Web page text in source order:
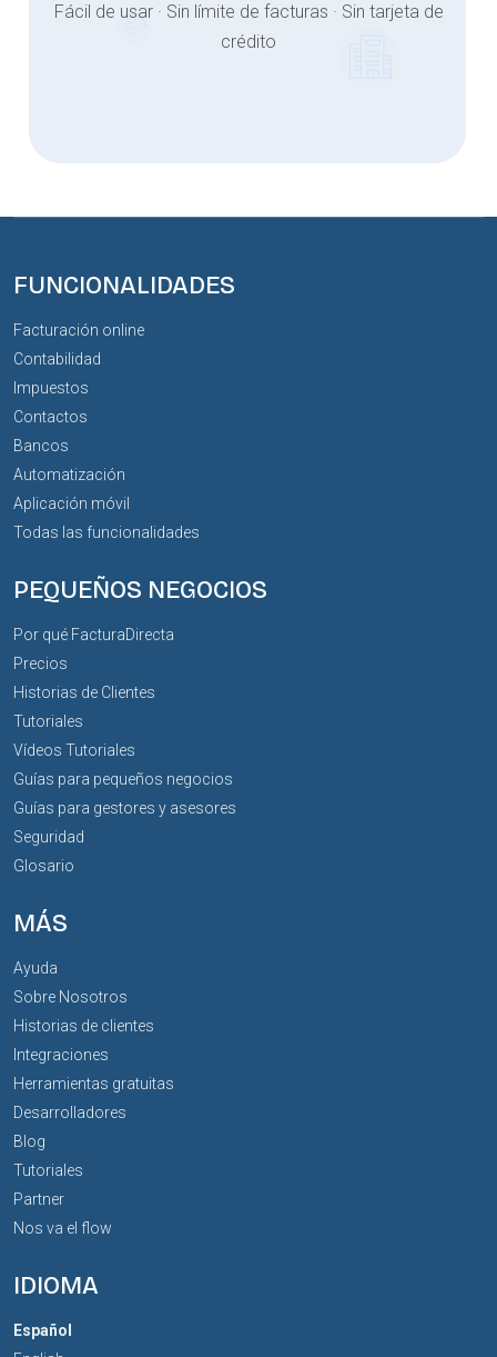
Fácil de usar · Sin límite de facturas · Sin tarjeta de
crédito
FUNCIONALIDADES
Facturación online
Contabilidad
Impuestos
Contactos
Bancos
Automatización
Aplicación móvil
Todas las funcionalidades
PEQUEÑOS NEGOCIOS
Por qué FacturaDirecta
Precios
Historias de Clientes
Tutoriales
Vídeos Tutoriales
Guías para pequeños negocios
Guías para gestores y asesores
Seguridad
Glosario
MÁS
Ayuda
Sobre Nosotros
Historias de clientes
Integraciones
Herramientas gratuitas
Desarrolladores
Blog
Tutoriales
Partner
Nos va el flow
IDIOMA
Español